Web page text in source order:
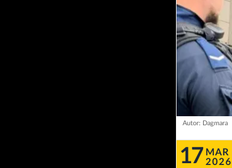
Autor: Dagmara
17 MAR
2026